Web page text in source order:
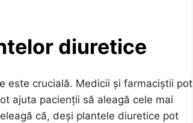
diuretice
este crucială. Medicii și farmaciștii pot
ajuta pacienții să aleagă cele mai
că, deși plantele diuretice pot